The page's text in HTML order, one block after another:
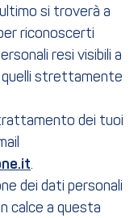
si troverà a
riconoscerti
resi visibili a
strettamente
dei tuoi
.
dei dati personali
calce a questa